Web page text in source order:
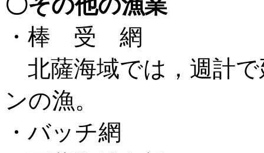
・棒 受 網
北薩海域では，週計で
ンの漁。
・バッチ網